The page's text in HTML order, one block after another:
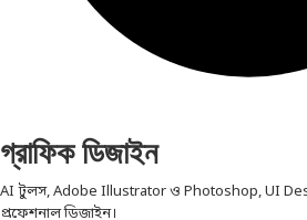
গ্রাফিক ডিজাইন
AI টুলস, Adobe Illustrator ও Photoshop, UI
প্রফেশনাল ডিজাইন।